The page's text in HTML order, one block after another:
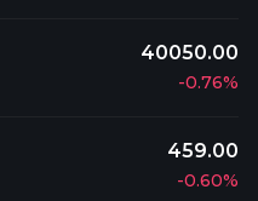
40050.00
-0.76%
459.00
-0.60%